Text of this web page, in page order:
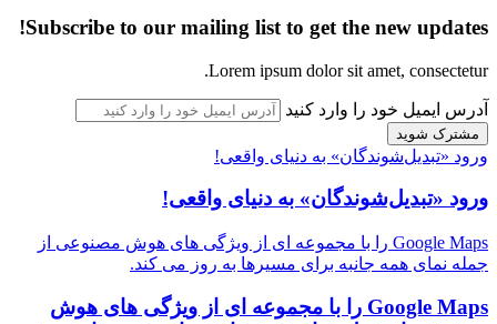
Subscribe to our mailing list to get the new updates!
Lorem ipsum dolor sit amet, consectetur.
آدرس ایمیل خود را وارد کنید
ورود «تبدیل‌شوندگان» به دنیای واقعی!
ورود «تبدیل‌شوندگان» به دنیای واقعی!
Google Maps را با مجموعه ای از ویژگی های هوش مصنوعی از
جمله نمای همه جانبه برای مسیرها به روز می کند.
Google Maps را با مجموعه ای از ویژگی های هوش